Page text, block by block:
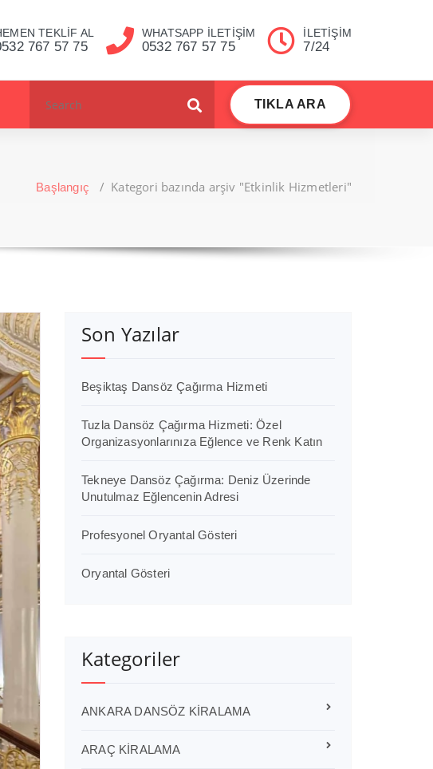
TEKLİF AL
767 57 75
WHATSAPP İLETİŞİM
0532 767 57 75
İLETİŞİM
7/24
TIKLA ARA
Başlangıç / Kategori bazında arşiv "Etkinlik Hizmetleri"
Son Yazılar
Beşiktaş Dansöz Çağırma Hizmeti
Tuzla Dansöz Çağırma Hizmeti: Özel
Organizasyonlarınıza Eğlence ve Renk Katın
Tekneye Dansöz Çağırma: Deniz Üzerinde
Unutulmaz Eğlencenin Adresi
Profesyonel Oryantal Gösteri
Oryantal Gösteri
Kategoriler
ANKARA DANSÖZ KİRALAMA
ARAÇ KİRALAMA